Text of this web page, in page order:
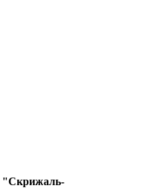
"Скрижаль-